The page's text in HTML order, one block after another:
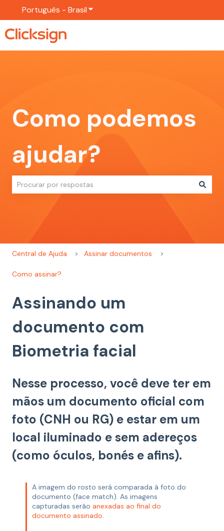
Português - BrasilMostrar submenu para traduções
Como podemos
ajudar?
Central de Ajuda Assinar documentos
Como assinar?
Assinando um
documento com
Biometria facial
Nesse processo, você deve ter em
mãos um documento oficial com
foto (CNH ou RG) e estar em um
local iluminado e sem adereços
(como óculos, bonés e afins).
A imagem do rosto será comparada à foto do
documento (face match). As imagens
capturadas serão anexadas ao final do
documento assinado.